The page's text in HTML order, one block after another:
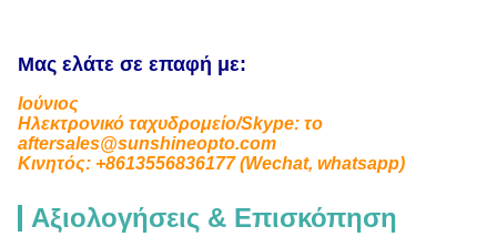
Μας ελάτε σε επαφή με:
Ιούνιος
Ηλεκτρονικό ταχυδρομείο/Skype: το
aftersales@sunshineopto.com
Κινητός: +8613556836177 (Wechat, whatsapp)
Αξιολογήσεις & Επισκόπηση